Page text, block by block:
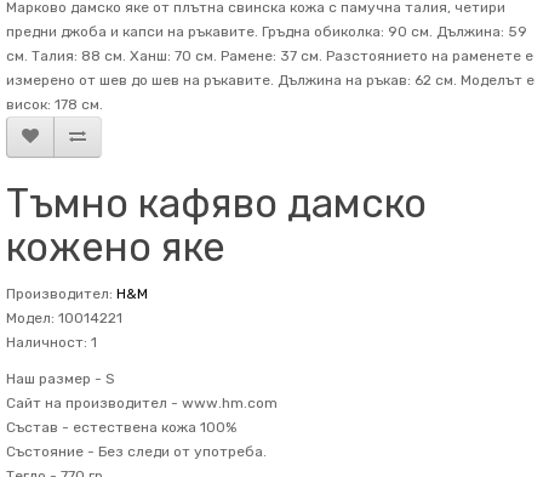
Марково дамско яке от плътна свинска кожа с памучна талия, четири
предни джоба и капси на ръкавите. Гръдна обиколка: 90 см. Дължина: 59
см. Талия: 88 см. Ханш: 70 см. Рамене: 37 см. Разстоянието на раменете е
измерено от шев до шев на ръкавите. Дължина на ръкав: 62 см. Mоделът е
висок: 178 см.
Тъмно кафяво дамско
кожено яке
Производител: H&M
Модел: 10014221
Наличност: 1
Наш размер - S
Сайт на производител - www.hm.com
Състав - естествена кожа 100%
Състояние - Без следи от употреба.